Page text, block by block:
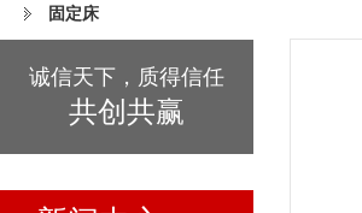
固定床
诚信天下，质得信任
共创共赢